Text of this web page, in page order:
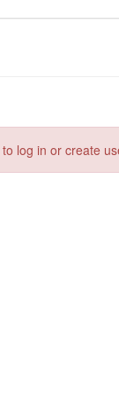
to log in or create